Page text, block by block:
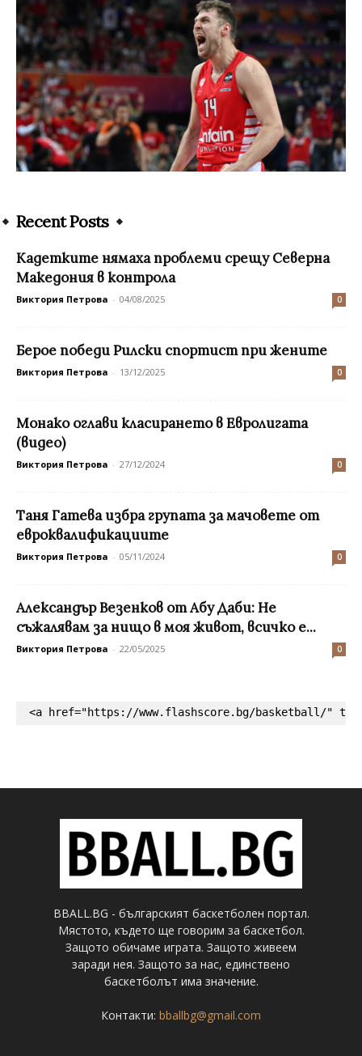
Recent Posts
Кадетките нямаха проблеми срещу Северна
Македония в контрола
Виктория Петрова - 04/08/2025 0
Берое победи Рилски спортист при жените
Виктория Петрова - 13/12/2025 0
Монако оглави класирането в Евролигата
(видео)
Виктория Петрова - 27/12/2024 0
Таня Гатева избра групата за мачовете от
евроквалификациите
Виктория Петрова - 05/11/2024 0
Александър Везенков от Абу Даби: Не
съжалявам за нищо в моя живот, всичко е...
Виктория Петрова - 22/05/2025 0
<a href="https://www.flashscore.bg/basketball/"
BBALL.BG - българският баскетболен портал.
Мястото, където ще говорим за баскетбол.
Защото обичаме играта. Защото живеем
заради нея. Защото за нас, единствено
баскетболът има значение.
Контакти: bballbg@gmail.com